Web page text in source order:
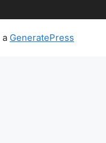
a GeneratePress